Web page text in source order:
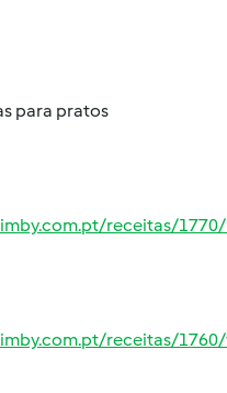
para pratos
receitas/
receitas/